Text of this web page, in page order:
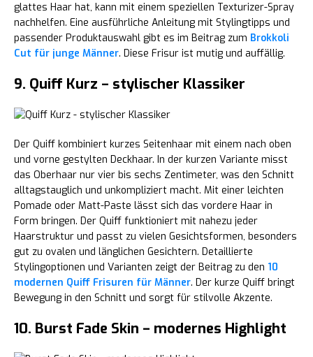
glattes Haar hat, kann mit einem speziellen Texturizer-Spray
nachhelfen. Eine ausführliche Anleitung mit Stylingtipps und
passender Produktauswahl gibt es im Beitrag zum Brokkoli
Cut für junge Männer. Diese Frisur ist mutig und auffällig.
9. Quiff Kurz – stylischer Klassiker
Der Quiff kombiniert kurzes Seitenhaar mit einem nach oben
und vorne gestylten Deckhaar. In der kurzen Variante misst
das Oberhaar nur vier bis sechs Zentimeter, was den Schnitt
alltagstauglich und unkompliziert macht. Mit einer leichten
Pomade oder Matt-Paste lässt sich das vordere Haar in
Form bringen. Der Quiff funktioniert mit nahezu jeder
Haarstruktur und passt zu vielen Gesichtsformen, besonders
gut zu ovalen und länglichen Gesichtern. Detaillierte
Stylingoptionen und Varianten zeigt der Beitrag zu den 10
modernen Quiff Frisuren für Männer. Der kurze Quiff bringt
Bewegung in den Schnitt und sorgt für stilvolle Akzente.
10. Burst Fade Skin – modernes Highlight